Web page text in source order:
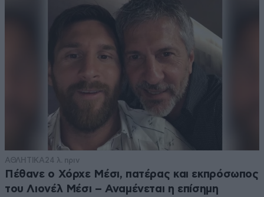
ΑΘΛΗΤΙΚΑ 24 λ. πριν
Πέθανε ο Χόρχε Μέσι, πατέρας και εκπρόσωπος
του Λιονέλ Μέσι – Αναμένεται η επίσημη